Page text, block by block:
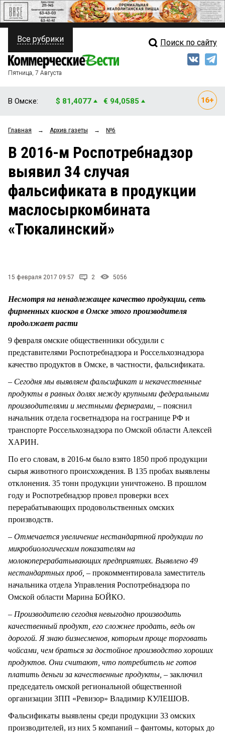
ПОЛИТИКА
ФИНАНСЫ
ОБЩЕСТВО
ЗАКОН
СТИЛЬ ЖИЗНИ
Свежий выпуск
Рейтинги
Архив
Все рубрики Поиск по сайту
Пятница, 7 Августа
В Омске: $ 81,4077 € 94,0585
Главная → Архив газеты → №6
В 2016-м Роспотребнадзор
выявил 34 случая
фальсификата в продукции
маслосыркомбината
«Тюкалинский»
15 февраля 2017 09:57 2 5056
Несмотря на ненадлежащее качество продукции, сеть
фирменных киосков в Омске этого производителя
продолжает расти
9 февраля омские общественники обсудили с
представителями Роспотребнадзора и Россельхознадзора
качество продуктов в Омске, в частности, фальсификата.
– Сегодня мы выявляем фальсификат и некачественные
продукты в равных долях между крупными федеральными
производителями и местными фермерами, – пояснил
начальник отдела госветнадзора на госгранице РФ и
транспорте Россельхознадзора по Омской области Алексей
ХАРИН.
По его словам, в 2016-м было взято 1850 проб продукции
сырья животного происхождения. В 135 пробах выявлены
отклонения. 35 тонн продукции уничтожено. В прошлом
году и Роспотребнадзор провел проверки всех
перерабатывающих продовольственных омских
производств.
– Отмечается увеличение нестандартной продукции по
микробиологическим показателям на
молокоперерабатывающих предприятиях. Выявлено 49
нестандартных проб, – прокомментировала заместитель
начальника отдела Управления Роспотребнадзора по
Омской области Марина БОЙКО.
– Производителю сегодня невыгодно производить
качественный продукт, его сложнее продать, ведь он
дорогой. Я знаю бизнесменов, которым проще торговать
чойсами, чем браться за достойное производство хороших
продуктов. Они считают, что потребитель не готов
платить деньги за качественные продукты, – заключил
председатель омской региональной общественной
организации ЗПП «Ревизор» Владимир КУЛЕШОВ.
Фальсификаты выявлены среди продукции 33 омских
производителей, из них 5 компаний – фантомы, которых до